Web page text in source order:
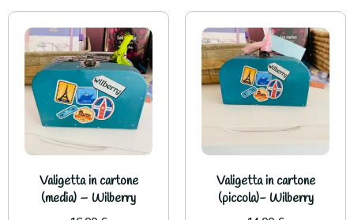
Valigetta in cartone
(media) – Wilberry
Valigetta in cartone
(piccola)- Wilberry